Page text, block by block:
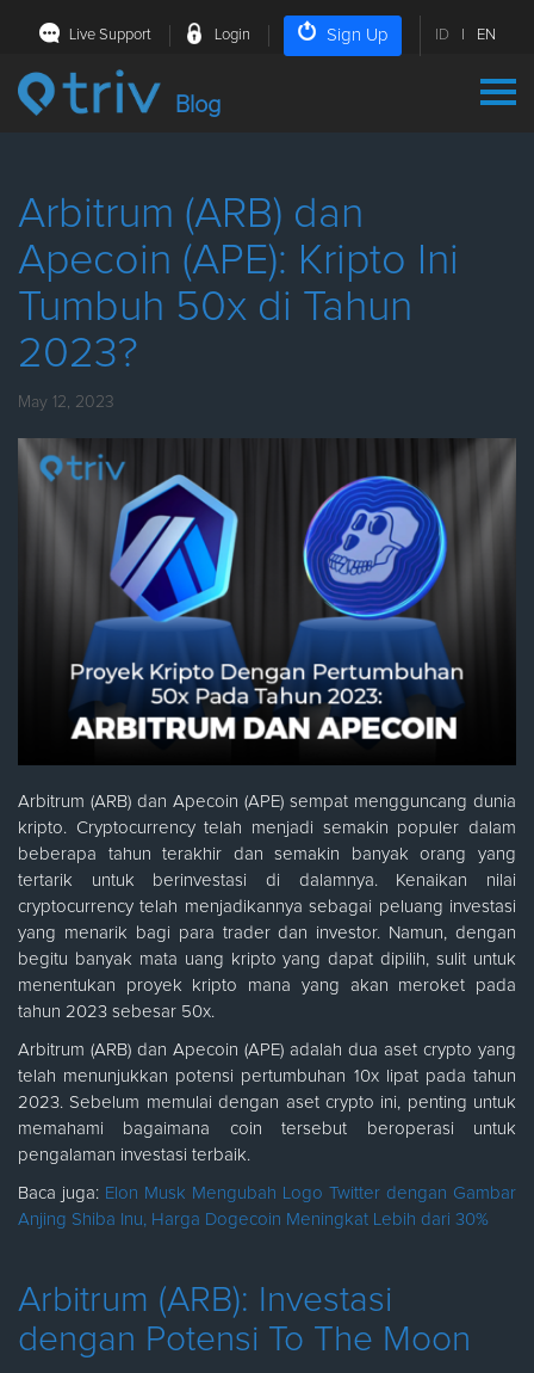
Live Support Login Sign Up ID EN
Blog
Arbitrum (ARB) dan
Apecoin (APE): Kripto Ini
Tumbuh 50x di Tahun
2023?
May 12, 2023
Arbitrum (ARB) dan Apecoin (APE) sempat mengguncang dunia
kripto. Cryptocurrency telah menjadi semakin populer dalam
beberapa tahun terakhir dan semakin banyak orang yang
tertarik untuk berinvestasi di dalamnya. Kenaikan nilai
cryptocurrency telah menjadikannya sebagai peluang investasi
yang menarik bagi para trader dan investor. Namun, dengan
begitu banyak mata uang kripto yang dapat dipilih, sulit untuk
menentukan proyek kripto mana yang akan meroket pada
tahun 2023 sebesar 50x.
Arbitrum (ARB) dan Apecoin (APE) adalah dua aset crypto yang
telah menunjukkan potensi pertumbuhan 10x lipat pada tahun
2023. Sebelum memulai dengan aset crypto ini, penting untuk
memahami bagaimana coin tersebut beroperasi untuk
pengalaman investasi terbaik.
Baca juga: Elon Musk Mengubah Logo Twitter dengan Gambar
Anjing Shiba Inu, Harga Dogecoin Meningkat Lebih dari 30%
Arbitrum (ARB): Investasi
dengan Potensi To The Moon